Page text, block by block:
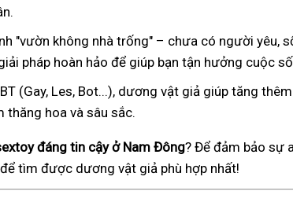
"vườn không nhà trống" – chưa có người yêu,
pháp hoàn hảo để giúp bạn tận hưởng cuộc
(Gay, Les, Bot...), dương vật giả giúp tăng
thăng hoa và sâu sắc.
đáng tin cậy ở Nam Đông? Để đảm bảo sự
tìm được dương vật giả phù hợp nhất!